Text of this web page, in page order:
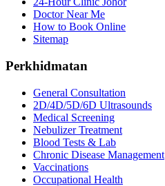
Doctor Near Me
How to Book Online
Sitemap
Perkhidmatan
General Consultation
2D/4D/5D/6D Ultrasounds
Medical Screening
Nebulizer Treatment
Blood Tests & Lab
Chronic Disease Management
Vaccinations
Occupational Health